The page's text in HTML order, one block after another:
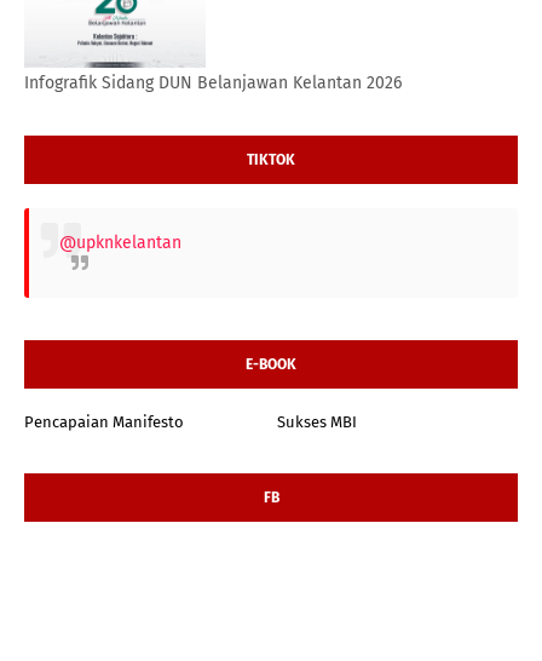
Infografik Sidang DUN Belanjawan Kelantan 2026
TIKTOK
@upknkelantan
E-BOOK
Pencapaian Manifesto Sukses MBI
FB